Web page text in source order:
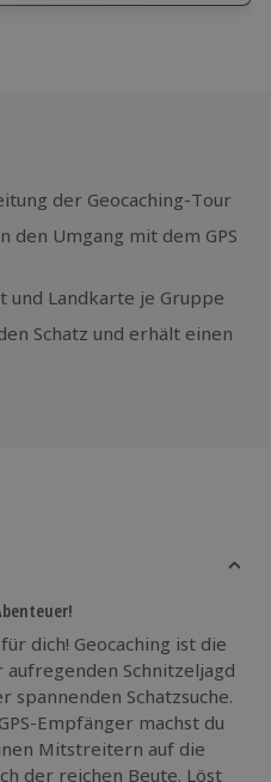
der Geocaching-Tour
den Umgang mit dem GPS
und Landkarte je Gruppe
Schatz und erhält einen
dich! Geocaching ist die
Schnitzeljagd
Empfänger machst du
der reichen Beute. Löst